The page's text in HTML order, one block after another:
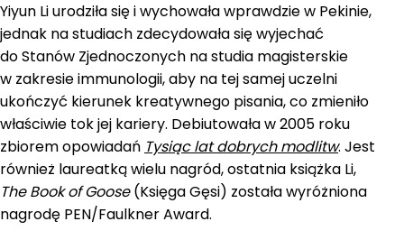
Yiyun Li urodziła się i wychowała wprawdzie w Pekinie,
jednak na studiach zdecydowała się wyjechać
do Stanów Zjednoczonych na studia magisterskie
w zakresie immunologii, aby na tej samej uczelni
ukończyć kierunek kreatywnego pisania, co zmieniło
właściwie tok jej kariery. Debiutowała w 2005 roku
zbiorem opowiadań Tysiąc lat dobrych modlitw. Jest
również laureatką wielu nagród, ostatnia książka Li,
The Book of Goose(Księga Gęsi) została wyróżniona
nagrodę PEN/Faulkner Award.